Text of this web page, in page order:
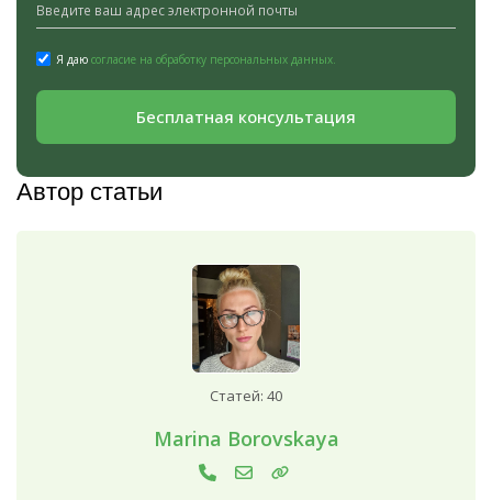
Я даю согласие на обработку персональных данных.
Бесплатная консультация
Автор статьи
Статей: 40
Marina Borovskaya